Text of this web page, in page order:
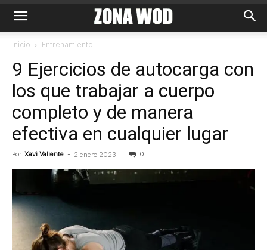
Inicio Entrenamiento
9 Ejercicios de autocarga con
los que trabajar a cuerpo
completo y de manera
efectiva en cualquier lugar
Por Xavi Valiente - 2 enero 2023 0